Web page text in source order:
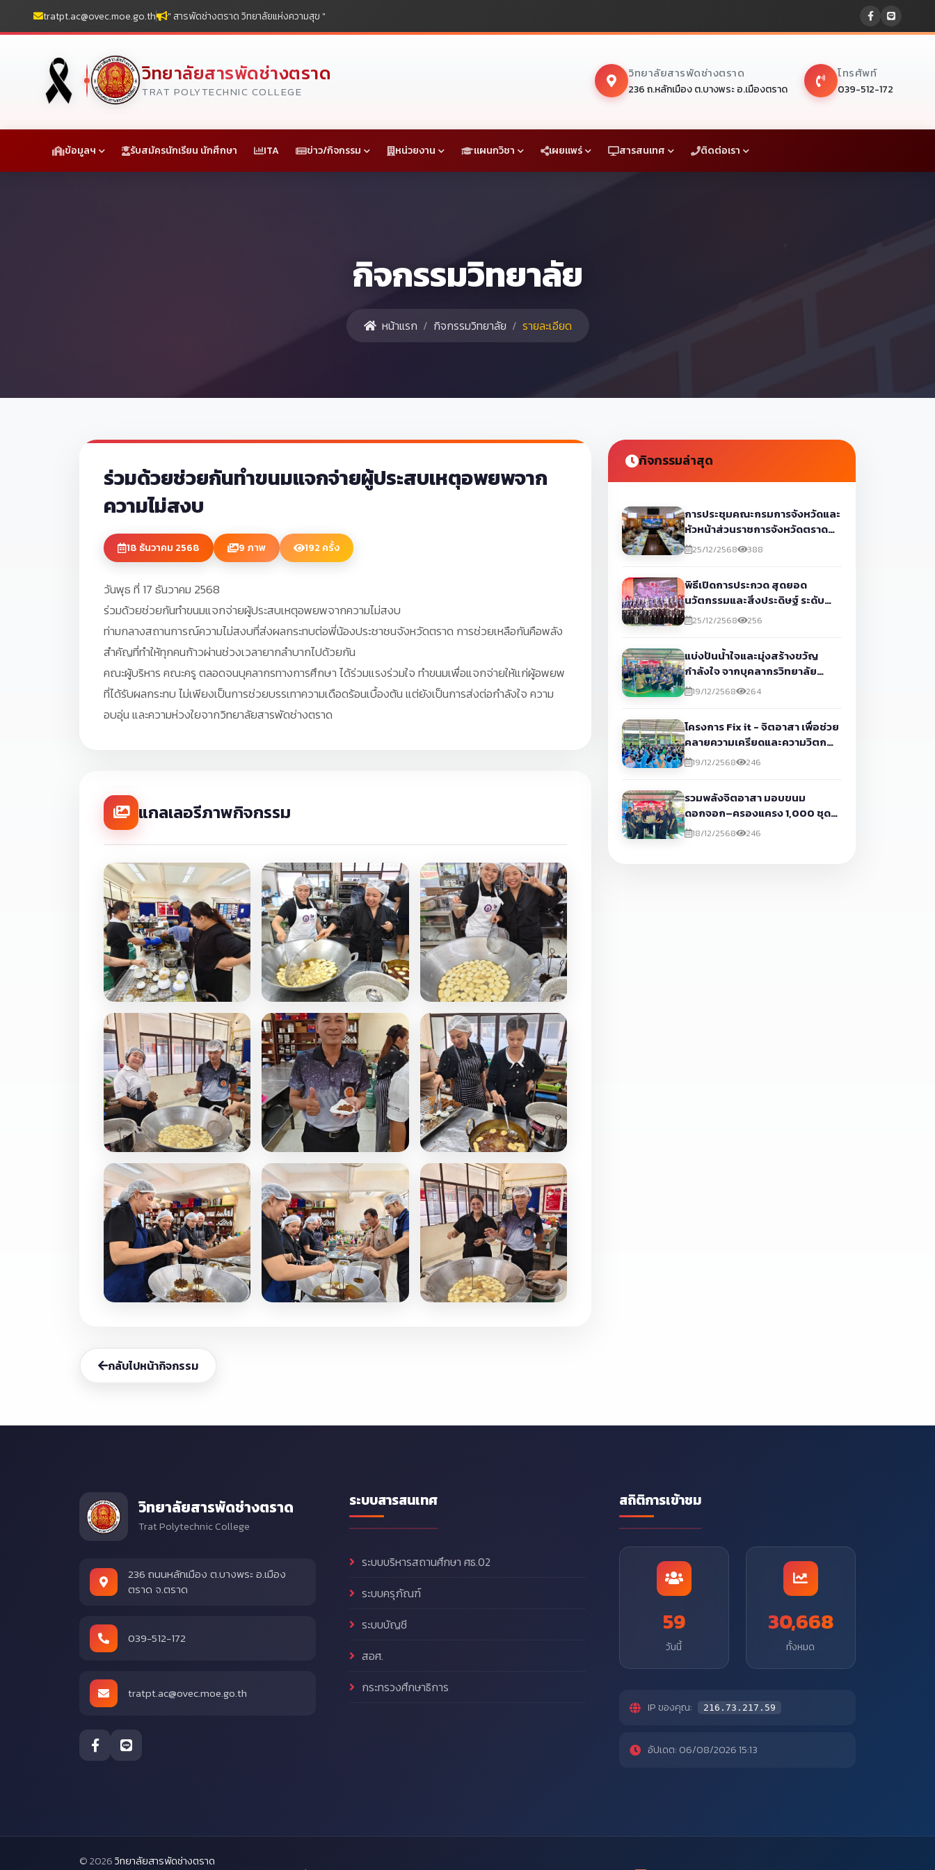
tratpt.ac@ovec.moe.go.th " สารพัดช่างตราด วิทยาลัยแห่งความสุข "
วิทยาลัยสารพัดช่างตราด
TRAT POLYTECHNIC COLLEGE
วิทยาลัยสารพัดช่างตราด
236 ถ.หลักเมือง ต.บางพระ อ.เมืองตราด
โทรศัพท์
039-512-172
ข้อมูลฯ รับสมัครนักเรียน นักศึกษา ITA ข่าว/กิจกรรม หน่วยงาน แผนกวิชา เผยแพร่ สารสนเทศ ติดต่อเรา
กิจกรรมวิทยาลัย
หน้าแรก กิจกรรมวิทยาลัย รายละเอียด
ร่วมด้วยช่วยกันทำขนมแจกจ่ายผู้ประสบเหตุอพยพจาก
ความไม่สงบ
18 ธันวาคม 2568 9 ภาพ 192 ครั้ง
วันพุธ ที่ 17 ธันวาคม 2568
ร่วมด้วยช่วยกันทำขนมแจกจ่ายผู้ประสบเหตุอพยพจากความไม่สงบ
ท่ามกลางสถานการณ์ความไม่สงบที่ส่งผลกระทบต่อพี่น้องประชาชนจังหวัดตราด การช่วยเหลือกันคือพลัง
สำคัญที่ทำให้ทุกคนก้าวผ่านช่วงเวลายากลำบากไปด้วยกัน
คณะผู้บริหาร คณะครู ตลอดจนบุคลากรทางการศึกษา ได้ร่วมแรงร่วมใจ ทำขนมเพื่อแจกจ่ายให้แก่ผู้อพยพ
ที่ได้รับผลกระทบ ไม่เพียงเป็นการช่วยบรรเทาความเดือดร้อนเบื้องต้น แต่ยังเป็นการส่งต่อกำลังใจ ความ
อบอุ่น และความห่วงใยจากวิทยาลัยสารพัดช่างตราด
แกลเลอรีภาพกิจกรรม
กลับไปหน้ากิจกรรม
กิจกรรมล่าสุด
การประชุมคณะกรมการจังหวัดและ
หัวหน้าส่วนราชการจังหวัดตราด
ครั้งที่ 12/2568 ประจำเดือน
25/12/2568 388
พิธีเปิดการประกวด สุดยอด
นวัตกรรมและสิ่งประดิษฐ์ ระดับ
ภาค ภาคตะวันออกและ
25/12/2568 256
แบ่งปันน้ำใจและมุ่งสร้างขวัญ
กำลังใจ จากบุคลากรวิทยาลัย
สารพัดช่างตราดสู่ผู้ได้รับผลกระ
ตามแนวชายแดนไทย - กัมพูชา ณ
ศูนย์พักพิงในเขตอำเภอเมืองตราด
จังหวัดตราด
19/12/2568 264
โครงการ Fix it - จิตอาสา เพื่อช่วย
คลายความเครียดและความวิตก
กังวลให้แก่ประชาชนที่ได้รับผลกระ
19/12/2568 246
รวมพลังจิตอาสา มอบขนม
ดอกจอก–ครองแครง 1,000 ชุด
ช่วยเหลือผู้อพยพ
18/12/2568 246
วิทยาลัยสารพัดช่างตราด
Trat Polytechnic College
236 ถนนหลักเมือง ต.บางพระ อ.เมือง
ตราด จ.ตราด
039-512-172
tratpt.ac@ovec.moe.go.th
ระบบสารสนเทศ
ระบบบริหารสถานศึกษา ศธ.02
ระบบครุภัณฑ์
ระบบบัญชี
สอศ.
กระทรวงศึกษาธิการ
สถิติการเข้าชม
59
วันนี้
30,668
ทั้งหมด
IP ของคุณ: 216.73.217.59
อัปเดต: 06/08/2026 15:13
© 2026วิทยาลัยสารพัดช่างตราด